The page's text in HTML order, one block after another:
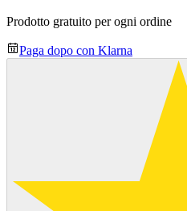
Prodotto gratuito per ogni ordine
Paga dopo con Klarna